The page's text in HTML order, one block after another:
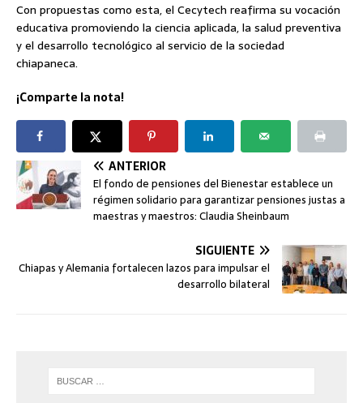
Con propuestas como esta, el Cecytech reafirma su vocación
educativa promoviendo la ciencia aplicada, la salud preventiva
y el desarrollo tecnológico al servicio de la sociedad
chiapaneca.
¡Comparte la nota!
ANTERIOR
El fondo de pensiones del Bienestar establece un
régimen solidario para garantizar pensiones justas a
maestras y maestros: Claudia Sheinbaum
SIGUIENTE
Chiapas y Alemania fortalecen lazos para impulsar el
desarrollo bilateral